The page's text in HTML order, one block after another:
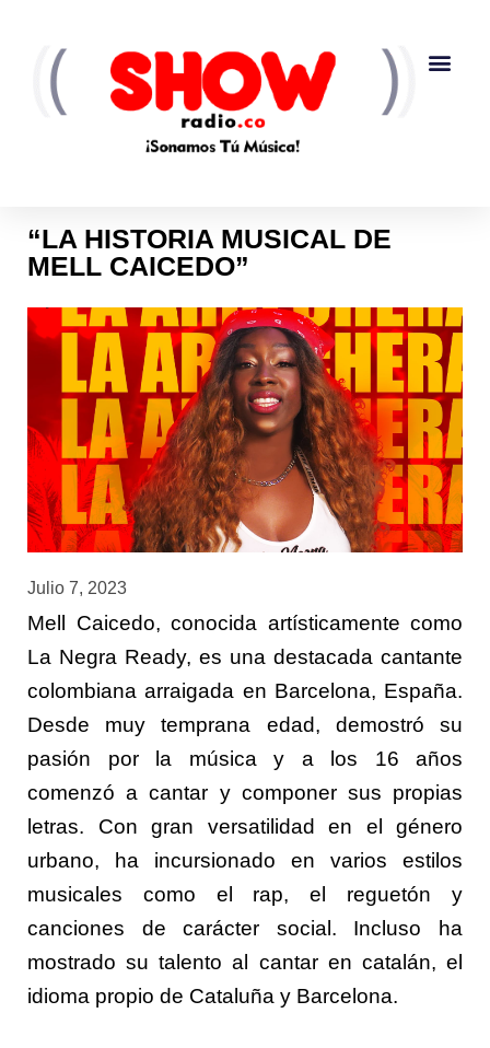
“LA HISTORIA MUSICAL DE
MELL CAICEDO”
Julio 7, 2023
Mell Caicedo, conocida artísticamente como
La Negra Ready, es una destacada cantante
colombiana arraigada en Barcelona, España.
Desde muy temprana edad, demostró su
pasión por la música y a los 16 años
comenzó a cantar y componer sus propias
letras. Con gran versatilidad en el género
urbano, ha incursionado en varios estilos
musicales como el rap, el reguetón y
canciones de carácter social. Incluso ha
mostrado su talento al cantar en catalán, el
idioma propio de Cataluña y Barcelona.